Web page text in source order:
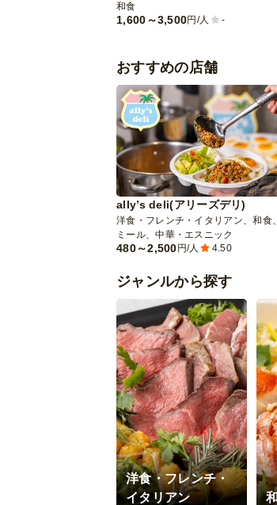
和食
1,600～3,500円/人 -
おすすめの店舗
ally’s deli(アリーズデリ)
洋食・フレンチ・イタリアン、和食
ミール、中華・エスニック
480～2,500円/人 4.50
ジャンルから探す
洋食・フレンチ・
イタリアン